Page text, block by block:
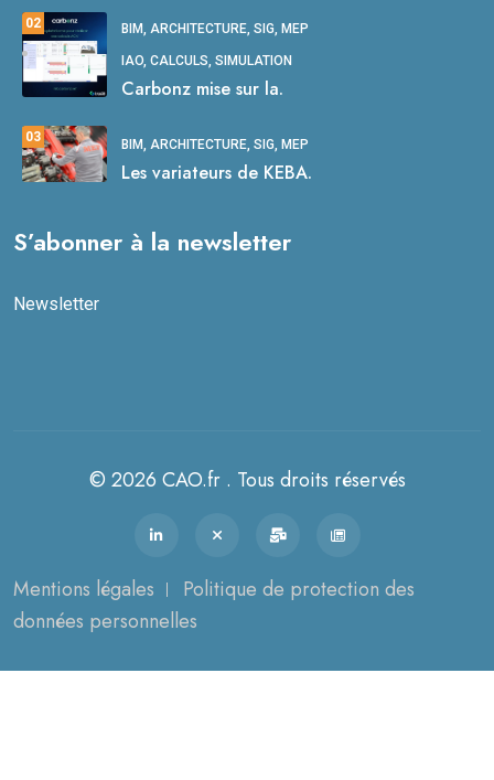
02 BIM, ARCHITECTURE, SIG, MEP
IAO, CALCULS, SIMULATION
Carbonz mise sur la.
03 BIM, ARCHITECTURE, SIG, MEP
Les variateurs de KEBA.
S’abonner à la newsletter
Newsletter
© 2026 CAO.fr . Tous droits réservés
Mentions légales
Politique de protection des
données personnelles